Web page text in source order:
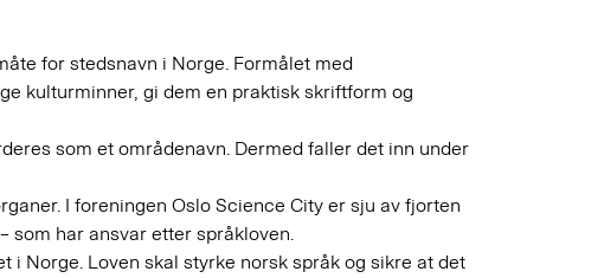
for stedsnavn i Norge. Formålet med
kulturminner, gi dem en praktisk skriftform og
som et områdenavn. Dermed faller det inn under
I foreningen Oslo Science City er sju av fjorten
som har ansvar etter språkloven.
i Norge. Loven skal styrke norsk språk og sikre at det